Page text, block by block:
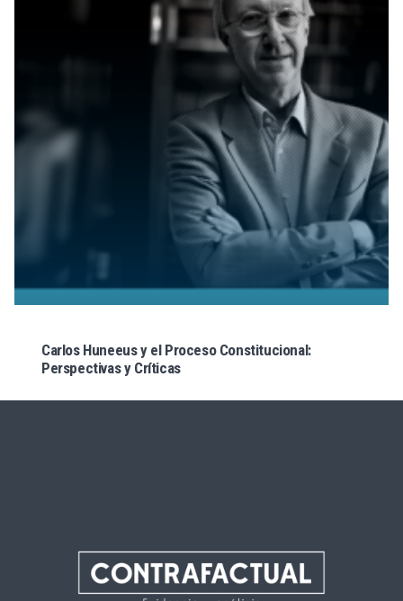
Carlos Huneeus y el Proceso Constitucional:
Perspectivas y Críticas